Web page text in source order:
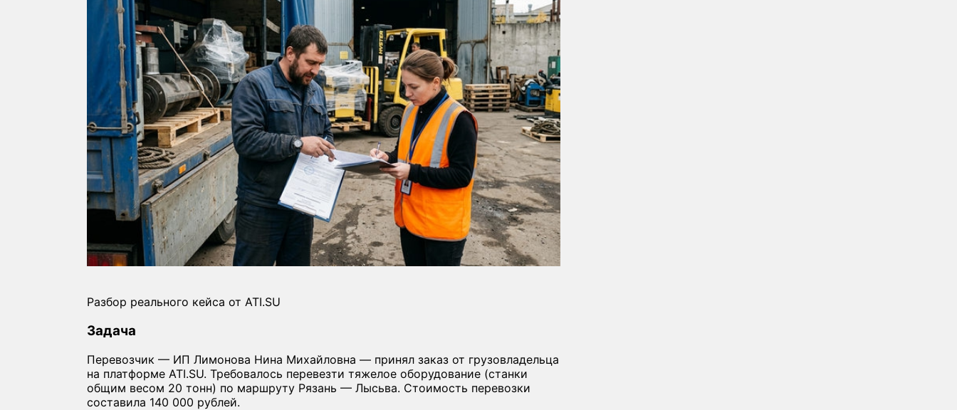
Разбор реального кейса от ATI.SU
Задача
Перевозчик — ИП Лимонова Нина Михайловна — принял заказ от грузовладельца
на платформе ATI.SU. Требовалось перевезти тяжелое оборудование (станки
общим весом 20 тонн) по маршруту Рязань — Лысьва. Стоимость перевозки
составила 140 000 рублей.